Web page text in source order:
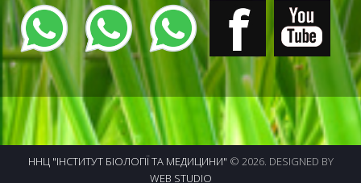
ННЦ "ІНСТИТУТ БІОЛОГІЇ ТА МЕДИЦИНИ" © 2026. DESIGNED BY
WEB STUDIO